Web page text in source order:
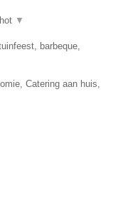
▼
barbeque,
Catering aan huis,